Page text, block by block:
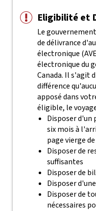
Eligibilité et
Le
de délivrance
électronique
électronique du
Canada. Il s'agit
différence
apposé dans
éligible, le
Disposer d'un
six mois à
page vierge
Disposer de
suffisantes
Disposer de
Disposer
Disposer de
nécessaires